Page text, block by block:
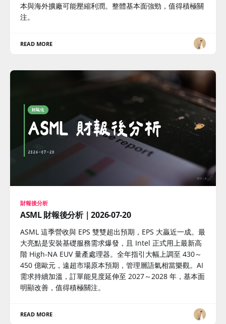
本與海外擴廠可能壓縮利潤。整體基本面強勁，值得積極關
注。
READ MORE
財報後分析
ASML 財報後分析｜2026-07-20
ASML 這季營收與 EPS 雙雙超出預期，EPS 大贏近一成。最
大亮點是安裝基礎服務需求爆發，且 Intel 正式用上最新高
階 High-NA EUV 量產處理器。全年指引大幅上調至 430～
450 億歐元，遠超市場原本預期，管理層語氣相當樂觀。AI
需求持續加溫，訂單能見度延伸至 2027～2028 年，基本面
明顯改善，值得積極關注。
READ MORE